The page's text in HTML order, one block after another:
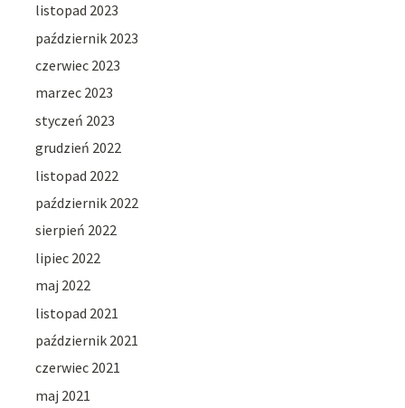
listopad 2023
październik 2023
czerwiec 2023
marzec 2023
styczeń 2023
grudzień 2022
listopad 2022
październik 2022
sierpień 2022
lipiec 2022
maj 2022
listopad 2021
październik 2021
czerwiec 2021
maj 2021